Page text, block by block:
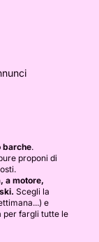
barche.
proponi di
a motore,
Scegli la
e
per fargli tutte le